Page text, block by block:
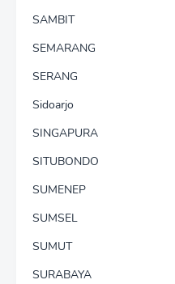
SAMBIT
SEMARANG
SERANG
Sidoarjo
SINGAPURA
SITUBONDO
SUMENEP
SUMSEL
SUMUT
SURABAYA